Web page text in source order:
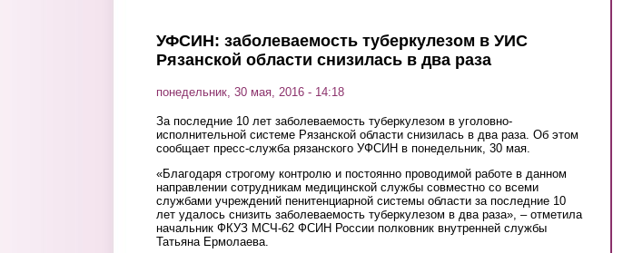
УФСИН: заболеваемость туберкулезом в УИС
Рязанской области снизилась в два раза
понедельник, 30 мая, 2016 - 14:18
За последние 10 лет заболеваемость туберкулезом в уголовно-
исполнительной системе Рязанской области снизилась в два раза. Об этом
сообщает пресс-служба рязанского УФСИН в понедельник, 30 мая.
«Благодаря строгому контролю и постоянно проводимой работе в данном
направлении сотрудникам медицинской службы совместно со всеми
службами учреждений пенитенциарной системы области за последние 10
лет удалось снизить заболеваемость туберкулезом в два раза», – отметила
начальник ФКУЗ МСЧ-62 ФСИН России полковник внутренней службы
Татьяна Ермолаева.